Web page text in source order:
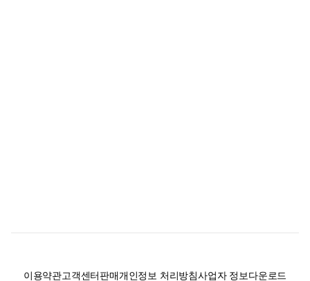
이용약관고객센터판매개인정보 처리방침사업자 정보다운로드